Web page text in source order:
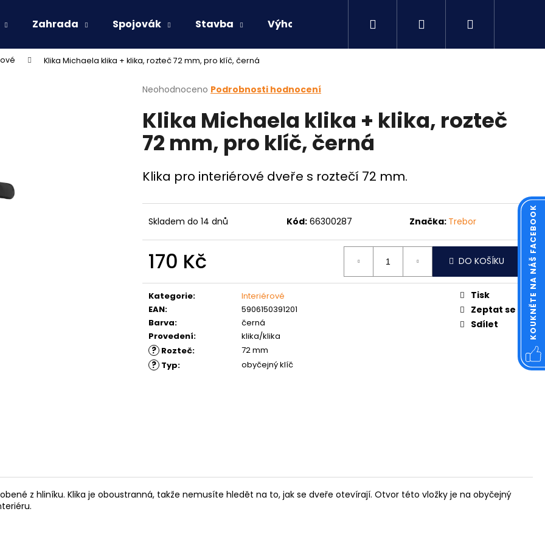
Zahrada Spojovák Stavba Výhodné sety Kontakty Přihlášení
Klika Michaela klika + klika, rozteč 72 mm, pro klíč, černá
Průměrné
produktu
je
0,0
z
hvězdiček.
Neohodnoceno Podrobnosti hodnocení
Klika Michaela klika + klika, rozteč
72 mm, pro klíč, černá
Klika pro interiérové dveře s roztečí 72 mm.
Skladem do 14 dnů Kód: 66300287 Značka: Trebor
170 Kč
cena:
DO KOŠÍKU
Kategorie:
Interiérové
EAN:
5906150391201
Barva:
černá
Provedení: klika/klika
? Rozteč: 72 mm
? Typ: obyčejný klíč
Tisk
Zeptat se
Sdílet
z hliníku. Klika je oboustranná, takže nemusíte hledět na to, jak se dveře otevírají. Otvor této vložky je na obyčejný
Co potřebujete najít?
HLEDAT
Následující
PODLOŽKA PÉROVÁ ČTVERCOVÁ NEREZ
KOUKNĚTE NA NÁŠ FACEBOOK